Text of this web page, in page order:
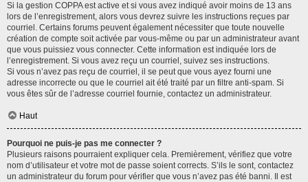
Si la gestion COPPA est active et si vous avez indiqué avoir moins de 13 ans
lors de l’enregistrement, alors vous devrez suivre les instructions reçues par
courriel. Certains forums peuvent également nécessiter que toute nouvelle
création de compte soit activée par vous-même ou par un administrateur avant
que vous puissiez vous connecter. Cette information est indiquée lors de
l’enregistrement. Si vous avez reçu un courriel, suivez ses instructions.
Si vous n’avez pas reçu de courriel, il se peut que vous ayez fourni une
adresse incorrecte ou que le courriel ait été traité par un filtre anti-spam. Si
vous êtes sûr de l’adresse courriel fournie, contactez un administrateur.
Haut
Pourquoi ne puis-je pas me connecter ?
Plusieurs raisons pourraient expliquer cela. Premièrement, vérifiez que votre
nom d’utilisateur et votre mot de passe soient corrects. S’ils le sont, contactez
un administrateur du forum pour vérifier que vous n’avez pas été banni. Il est